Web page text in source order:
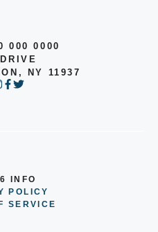
000 0000
NY 11937
INFO
POLICY
SERVICE